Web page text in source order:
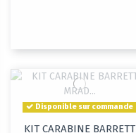
Disponible sur commande
KIT CARABINE BARRETT